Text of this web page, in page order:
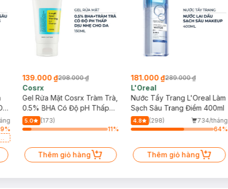
%
139.000 ₫298.000 ₫
Cosrx
Gel Rửa Mặt Cosrx Tràm Trà,
0.5% BHA Có Độ pH Thấp
150ml
5.0
(173)
11%
Thêm giỏ hàng
181.000 ₫289.000 ₫
L'Oreal
Nước Tẩy Trang L'Oreal Làm
Sạch Sâu Trang Điểm 400ml
4.8 (298)
734/tháng
64%
Thêm giỏ hàng